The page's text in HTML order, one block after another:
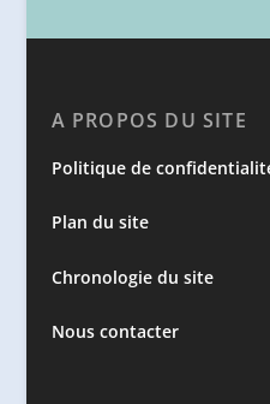
A PROPOS DU SITE
Politique de
Plan du site
Chronologie du site
Nous contacter